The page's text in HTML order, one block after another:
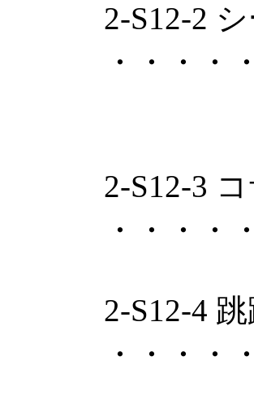
2-S12-2
・・・
岩田雅
2-S12-3
・・・・
2-S12-4
・・・・